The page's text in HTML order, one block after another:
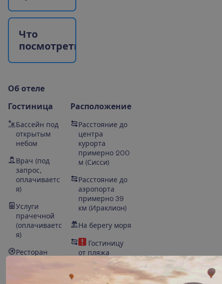
Что
посмотреть
Об отеле
Гостиница
Бассейн под
открытым
небом
Врач (под
запрос,
оплачиваетс
я)
Услуги
прачечной
(оплачиваетс
я)
Ресторан
Расположение
Расстояние до
центра
курорта
примерно 200
м (Сисси)
Расстояние до
аэропорта
примерно 39
км (Ираклион)
На берегу моря
Гостиницу
от пляжа
отделяет улица
Расстояние до